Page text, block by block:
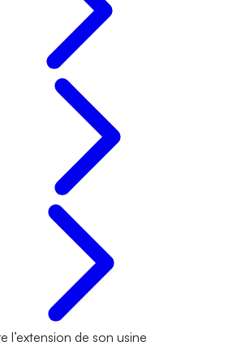
l’extension de son usine